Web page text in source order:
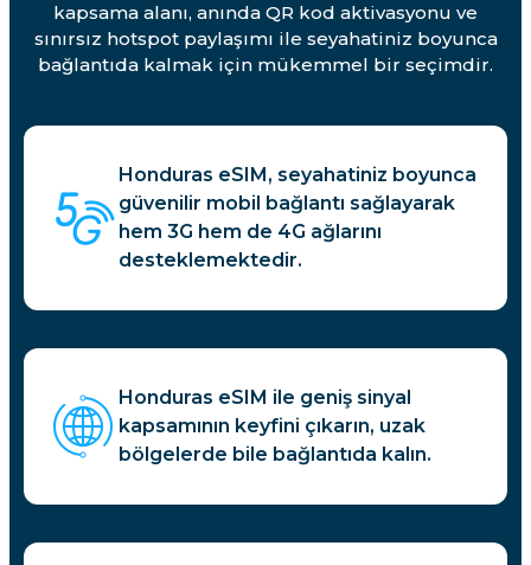
kapsama alanı, anında QR kod aktivasyonu ve
sınırsız hotspot paylaşımı ile seyahatiniz boyunca
bağlantıda kalmak için mükemmel bir seçimdir.
Honduras eSIM, seyahatiniz boyunca
güvenilir mobil bağlantı sağlayarak
hem 3G hem de 4G ağlarını
desteklemektedir.
Honduras eSIM ile geniş sinyal
kapsamının keyfini çıkarın, uzak
bölgelerde bile bağlantıda kalın.